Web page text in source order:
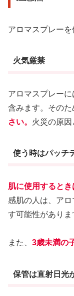
アロマスプレーを
火気厳禁
アロマスプレー
含みます。そのた
さい。 火災の原因
使う時はパッチ
肌に使用するとき
感肌の人は、ア
す可能性がありま
また、 3歳未満の
保管は直射日光